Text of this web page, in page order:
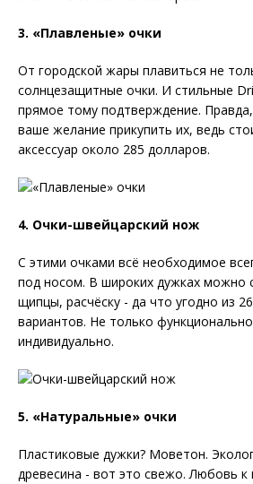
3. «Плавленые» очки
От городской жары плавиться не
солнцезащитные очки. И стильные
прямое тому подтверждение.
ваше желание прикупить их, ведь
аксессуар около 285 долларов.
4. Очки-швейцарский нож
С этими очками всё необходимое
под носом. В широких дужках можно
щипцы, расчёску - да что угодно из
вариантов. Не только
индивидуально.
5. «Натуральные» очки
Пластиковые дужки? Моветон.
древесина - вот это свежо. Любовь